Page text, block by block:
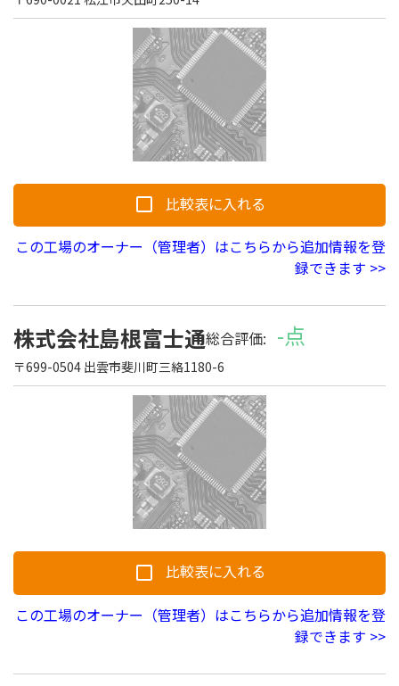
開発サポートのお願い
比較表に入れる
この工場のオーナー（管理者）はこちらから追加情報を登
録できます >>
株式会社島根富士通総合評価: -点
〒699-0504 出雲市斐川町三絡1180-6
比較表に入れる
この工場のオーナー（管理者）はこちらから追加情報を登
録できます >>